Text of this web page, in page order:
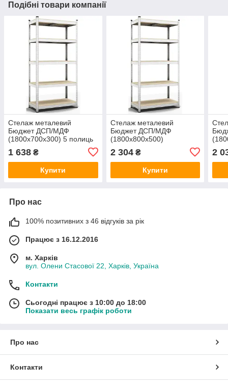
Подібні товари компанії
Стелаж металевий
Бюджет ДСП/МДФ
(1800х700х300) 5 полиць
1 638 ₴
Купити
Стелаж металевий
Бюджет ДСП/МДФ
(1800х800х500)
2 304₴
Купити
2
Про нас
100% позитивних з 46 відгуків за рік
Працює з 16.12.2016
м. Харків
вул. Олени Стасової 22, Харків, Україна
Контакти
Сьогодні працює з 10:00 до 18:00
Показати весь графік роботи
Про нас
Контакти